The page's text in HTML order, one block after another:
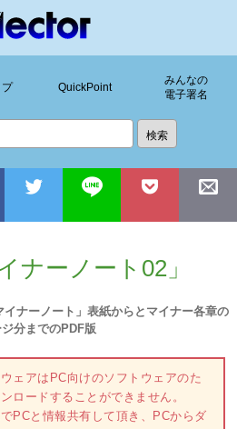
QuickPoint
みんなの
電子署名
ナーノート02」
ナーノート」表紙からとマイナー各章の
分までのPDF版
ェアはPC向けのソフトウェアのた
ロードすることができません。
PCと情報共有して頂き、PCからダ